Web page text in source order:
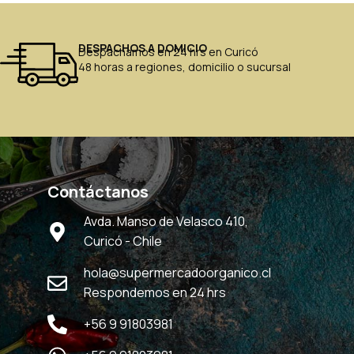
DESPACHOS A DOMICIO
Despachamos en 24 hrs en Curicó
48 horas a regiones, domicilio o sucursal
Contáctanos
Avda. Manso de Velasco 410,
Curicó - Chile
hola@supermercadoorganico.cl
Respondemos en 24 hrs
+56 9 91803981